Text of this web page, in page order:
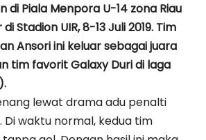
di Piala Menpora U-14 zona Riau
Stadion UIR, 8-13 Juli 2019. Tim
Ansori ini keluar sebagai juara
tim favorit Galaxy Duri di laga
lewat drama adu penalti
waktu normal, kedua tim